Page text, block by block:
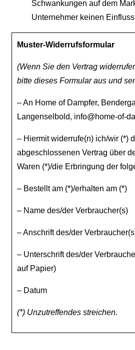
Schwankungen auf dem
Unternehmer keinen
Muster-Widerrufsformular
(Wenn Sie den Vertrag
bitte dieses Formular aus und
– An Home of Dampfer,
Langenselbold, info@home-of-
– Hiermit widerrufe(n) ich/wir (*)
abgeschlossenen Vertrag über
Waren (*)/die Erbringung der
– Bestellt am (*)/erhalten am (*)
– Name des/der Verbraucher(s)
– Anschrift des/der
– Unterschrift des/der
auf Papier)
– Datum
(*) Unzutreffendes streichen.